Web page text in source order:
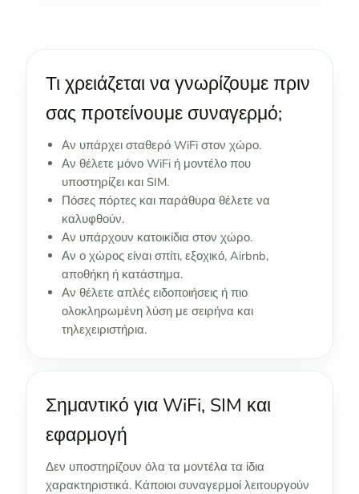
Τι χρειάζεται να γνωρίζουμε πριν
σας προτείνουμε συναγερμό;
Αν υπάρχει σταθερό WiFi στον χώρο.
Αν θέλετε μόνο WiFi ή μοντέλο που
υποστηρίζει και SIM.
Πόσες πόρτες και παράθυρα θέλετε να
καλυφθούν.
Αν υπάρχουν κατοικίδια στον χώρο.
Αν ο χώρος είναι σπίτι, εξοχικό, Airbnb,
αποθήκη ή κατάστημα.
Αν θέλετε απλές ειδοποιήσεις ή πιο
ολοκληρωμένη λύση με σειρήνα και
τηλεχειριστήρια.
Σημαντικό για WiFi, SIM και
εφαρμογή
Δεν υποστηρίζουν όλα τα μοντέλα τα ίδια
χαρακτηριστικά. Κάποιοι συναγερμοί λειτουργούν